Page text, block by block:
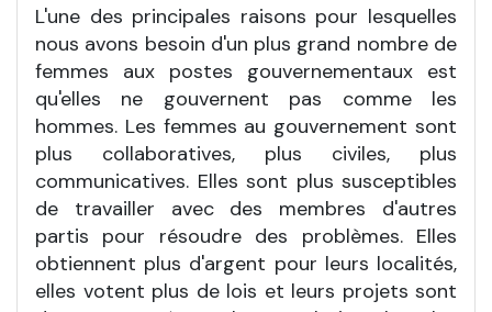
L'une des principales raisons pour lesquelles
nous avons besoin d'un plus grand nombre de
femmes aux postes gouvernementaux est
qu'elles ne gouvernent pas comme les
hommes. Les femmes au gouvernement sont
plus collaboratives, plus civiles, plus
communicatives. Elles sont plus susceptibles
de travailler avec des membres d'autres
partis pour résoudre des problèmes. Elles
obtiennent plus d'argent pour leurs localités,
elles votent plus de lois et leurs projets sont